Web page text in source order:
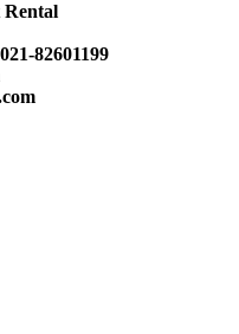
Rental
82601199